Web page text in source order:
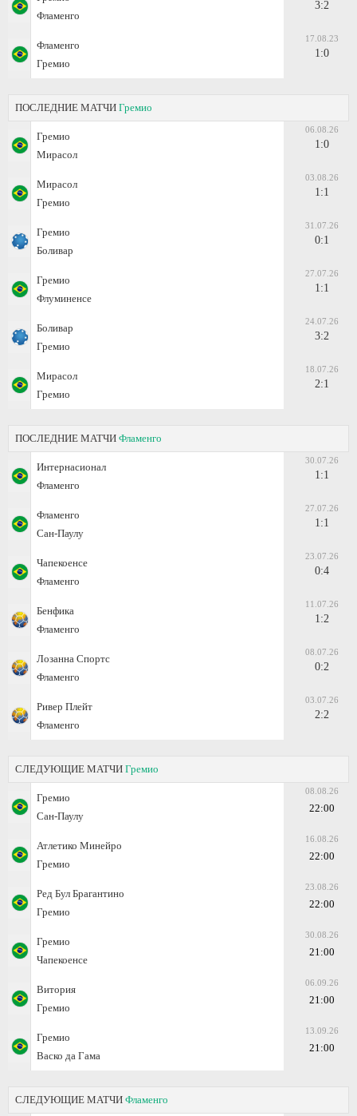
Фламенго
3:2
Фламенго
Гремио
17.08.23
1:0
ПОСЛЕДНИЕ МАТЧИ Гремио
Гремио
Мирасол
06.08.26
1:0
Мирасол
Гремио
03.08.26
1:1
Гремио
Боливар
31.07.26
0:1
Гремио
Флуминенсе
27.07.26
1:1
Боливар
Гремио
24.07.26
3:2
Мирасол
Гремио
18.07.26
2:1
ПОСЛЕДНИЕ МАТЧИ Фламенго
Интернасионал
Фламенго
30.07.26
1:1
Фламенго
Сан-Паулу
27.07.26
1:1
Чапекоенсе
Фламенго
23.07.26
0:4
Бенфика
Фламенго
11.07.26
1:2
Лозанна Спортс
Фламенго
08.07.26
0:2
Ривер Плейт
Фламенго
03.07.26
2:2
СЛЕДУЮЩИЕ МАТЧИ Гремио
Гремио
Сан-Паулу
08.08.26
22:00
Атлетико Минейро
Гремио
16.08.26
22:00
Ред Бул Брагантино
Гремио
23.08.26
22:00
Гремио
Чапекоенсе
30.08.26
21:00
Витория
Гремио
06.09.26
21:00
Гремио
Васко да Гама
13.09.26
21:00
СЛЕДУЮЩИЕ МАТЧИ Фламенго